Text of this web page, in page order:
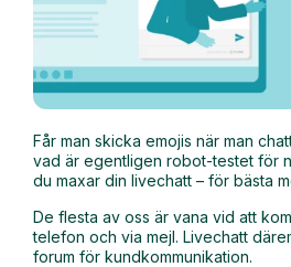
Får man skicka emojis när man
vad är egentligen robot-testet för
du maxar din livechatt – för bästa
De flesta av oss är vana vid att
telefon och via mejl. Livechatt
forum för kundkommunikation.